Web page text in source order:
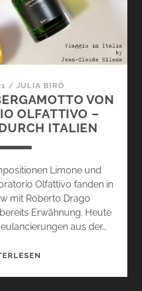
/ JULIA BIRÓ
VON
OLFATTIVO –
ITALIEN
Limone und
Olfattivo fanden in
mit Roberto Drago
Erwähnung. Heute
aus der…